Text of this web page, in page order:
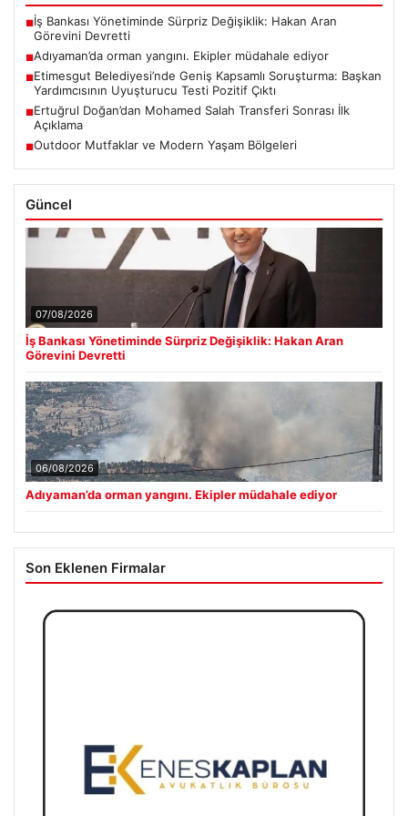
■İş Bankası Yönetiminde Sürpriz Değişiklik: Hakan Aran
Görevini Devretti
■Adıyaman’da orman yangını. Ekipler müdahale ediyor
■Etimesgut Belediyesi’nde Geniş Kapsamlı Soruşturma: Başkan
Yardımcısının Uyuşturucu Testi Pozitif Çıktı
■Ertuğrul Doğan’dan Mohamed Salah Transferi Sonrası İlk
Açıklama
■Outdoor Mutfaklar ve Modern Yaşam Bölgeleri
Güncel
07/08/2026
İş Bankası Yönetiminde Sürpriz Değişiklik: Hakan Aran
Görevini Devretti
06/08/2026
Adıyaman’da orman yangını. Ekipler müdahale ediyor
Son Eklenen Firmalar